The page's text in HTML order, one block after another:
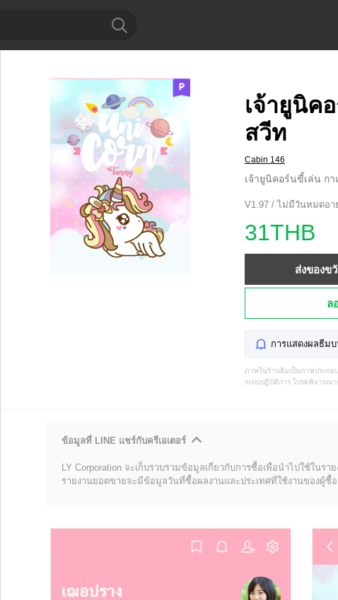
เจ้ายูนิค
สวีท
Cabin 146
เจ้ายูนิคอร์นขี้เล่น ก
V1.97 / ไม่มีวันหมดอา
31THB
ส่งของข
ล
การแสดงผลธีม
ภาพในร้านธีมเป็นภาพประกอ
ระบบปฏิบัติการ โปรดพิจารณ
ข้อมูลที่ LINE แชร์กับครีเอเตอร์
LY Corporation จะเก็บรวบรวมข้อมูลเกี่ยวกับการซื้อเพื่อนำไปใช้ในร
รายงานยอดขายจะมีข้อมูลวันที่ซื้อผลงานและประเทศที่ใช้งานของผู้